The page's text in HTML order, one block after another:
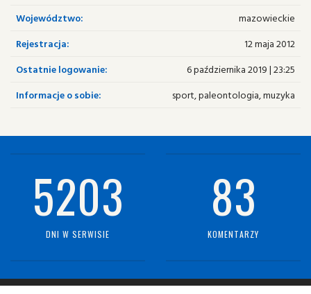
Województwo:
mazowieckie
Rejestracja:
12 maja 2012
Ostatnie logowanie:
6 października 2019 | 23:25
Informacje o sobie:
sport, paleontologia, muzyka
5203
DNI W SERWISIE
83
KOMENTARZY